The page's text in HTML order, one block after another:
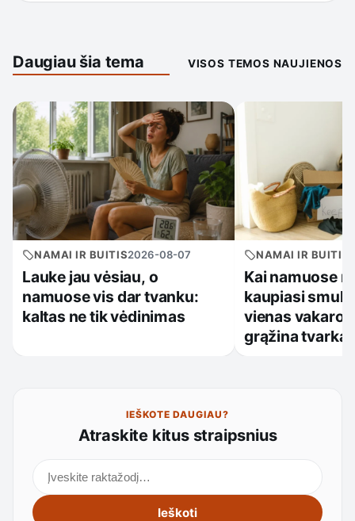
Daugiau šia tema VISOS TEMOS NAUJIENOS
NAMAI IR BUITIS2026-08-07
Lauke jau vėsiau, o
namuose vis dar tvanku:
kaltas ne tik vėdinimas
NAMAI IR BUITIS
Kai namuose
kaupiasi
vienas vakaro
grąžina tvarką
IEŠKOTE DAUGIAU?
Atraskite kitus straipsnius
Ieškoti